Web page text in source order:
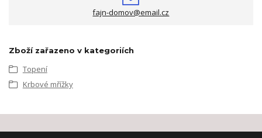
fajn-domov@email.cz
Zboží zařazeno v kategoriích
Topení
Krbové mřížky